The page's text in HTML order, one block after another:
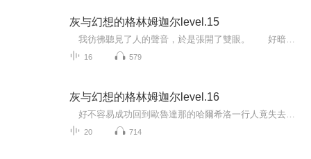
灰与幻想的格林姆迦尔level.15
16 579
灰与幻想的格林姆迦尔level.16
20 714